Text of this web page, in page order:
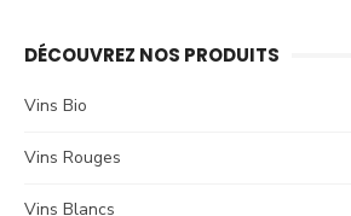
DÉCOUVREZ NOS PRODUITS
Vins Bio
Vins Rouges
Vins Blancs